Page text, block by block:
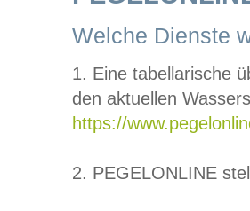
Welche Dienste
1. Eine tabellarische
den aktuellen
https://
2. PEGELONLINE